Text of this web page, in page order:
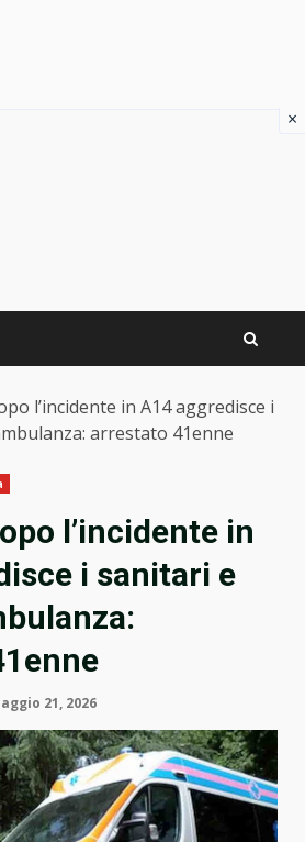
l’incidente in A14 aggredisce i
arrestato 41enne
l’incidente in
i sanitari e
21, 2026
×